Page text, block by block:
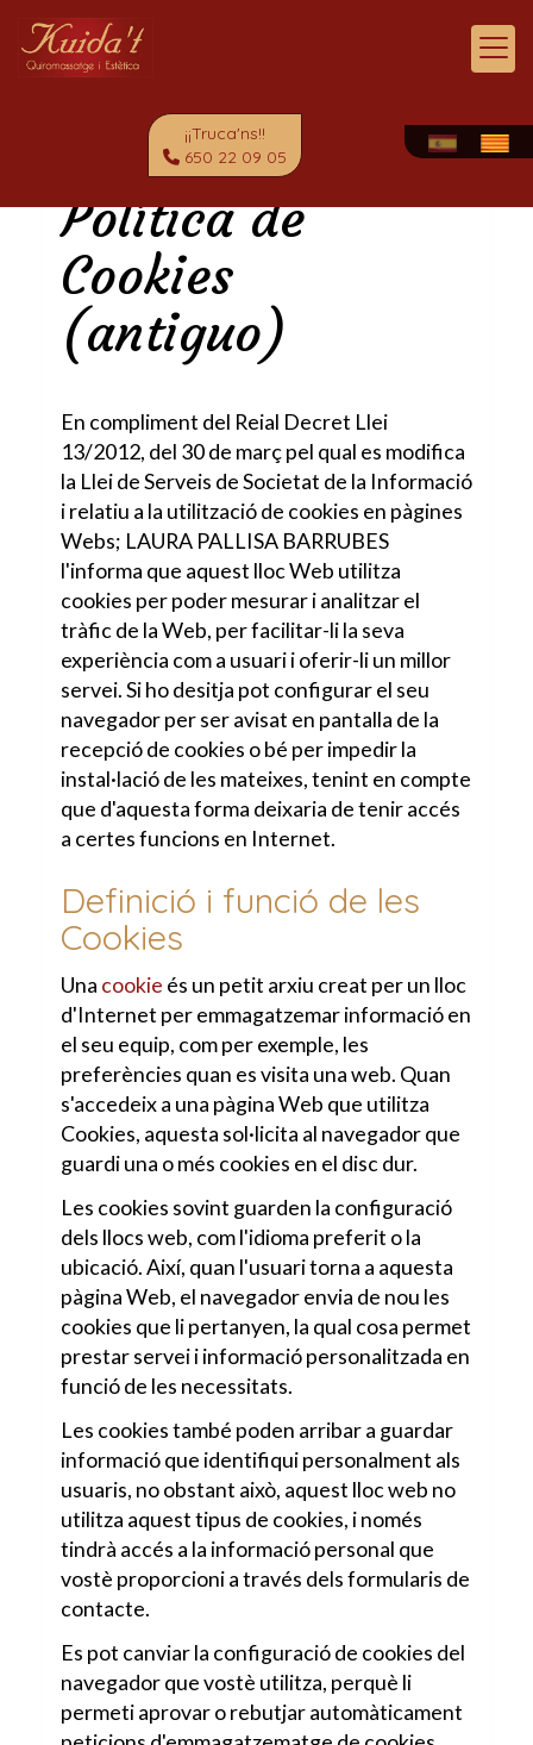
¡¡Truca'ns!!
650 22 09 05
Política de
Cookies
(antiguo)
En compliment del Reial Decret Llei
13/2012, del 30 de març pel qual es modifica
la Llei de Serveis de Societat de la Informació
i relatiu a la utilització de cookies en pàgines
Webs; LAURA PALLISA BARRUBES
l'informa que aquest lloc Web utilitza
cookies per poder mesurar i analitzar el
tràfic de la Web, per facilitar-li la seva
experiència com a usuari i oferir-li un millor
servei. Si ho desitja pot configurar el seu
navegador per ser avisat en pantalla de la
recepció de cookies o bé per impedir la
instal·lació de les mateixes, tenint en compte
que d'aquesta forma deixaria de tenir accés
a certes funcions en Internet.
Definició i funció de les
Cookies
Una cookie és un petit arxiu creat per un lloc
d'Internet per emmagatzemar informació en
el seu equip, com per exemple, les
preferències quan es visita una web. Quan
s'accedeix a una pàgina Web que utilitza
Cookies, aquesta sol·licita al navegador que
guardi una o més cookies en el disc dur.
Les cookies sovint guarden la configuració
dels llocs web, com l'idioma preferit o la
ubicació. Així, quan l'usuari torna a aquesta
pàgina Web, el navegador envia de nou les
cookies que li pertanyen, la qual cosa permet
prestar servei i informació personalitzada en
funció de les necessitats.
Les cookies també poden arribar a guardar
informació que identifiqui personalment als
usuaris, no obstant això, aquest lloc web no
utilitza aquest tipus de cookies, i només
tindrà accés a la informació personal que
vostè proporcioni a través dels formularis de
contacte.
Es pot canviar la configuració de cookies del
navegador que vostè utilitza, perquè li
permeti aprovar o rebutjar automàticament